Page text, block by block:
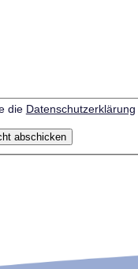
die Datenschutzerklärung